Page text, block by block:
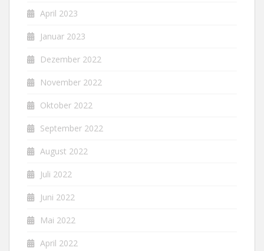
April 2023
Januar 2023
Dezember 2022
November 2022
Oktober 2022
September 2022
August 2022
Juli 2022
Juni 2022
Mai 2022
April 2022